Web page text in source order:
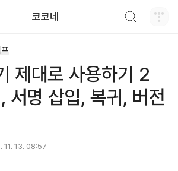
코코네
제대로 사용하기 2
서명 삽입, 복귀, 버전
11. 13. 08:57